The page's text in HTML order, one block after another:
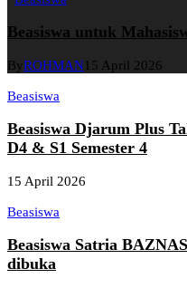
Beasiswa untuk
ByROHMAN15 April 2026
Beasiswa
Beasiswa Djarum Plus
D4 & S1 Semester 4
15 April 2026
Beasiswa
Beasiswa Satria
dibuka